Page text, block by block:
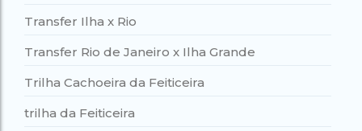
Transfer Ilha x Rio
Transfer Rio de Janeiro x Ilha Grande
Trilha Cachoeira da Feiticeira
trilha da Feiticeira